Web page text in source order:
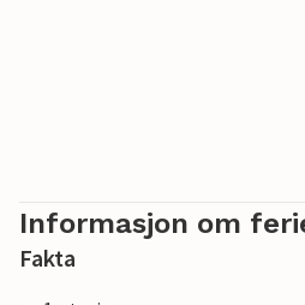
Informasjon om
Fakta